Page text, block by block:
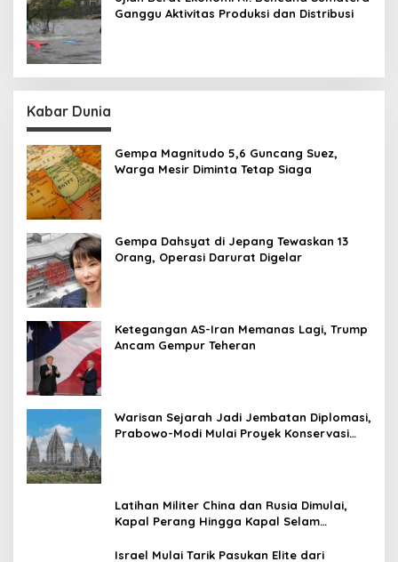
Ganggu Aktivitas Produksi dan Distribusi
Kabar Dunia
Gempa Magnitudo 5,6 Guncang Suez,
Warga Mesir Diminta Tetap Siaga
Gempa Dahsyat di Jepang Tewaskan 13
Orang, Operasi Darurat Digelar
Ketegangan AS-Iran Memanas Lagi, Trump
Ancam Gempur Teheran
Warisan Sejarah Jadi Jembatan Diplomasi,
Prabowo-Modi Mulai Proyek Konservasi
Latihan Militer China dan Rusia Dimulai,
Kapal Perang Hingga Kapal Selam
Israel Mulai Tarik Pasukan Elite dari